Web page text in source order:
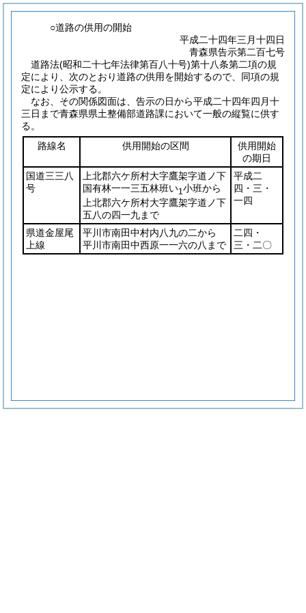
○道路の供用の開始
平成二十四年三月十四日
青森県告示第二百七号
道路法(昭和二十七年法律第百八十号)第十八条第二項の規
定により、次のとおり道路の供用を開始するので、同項の規
定により公示する。
なお、その関係図面は、告示の日から平成二十四年四月十
三日まで青森県県土整備部道路課において一般の縦覧に供す
る。
路線名
供用開始の区間
供用開始
の期日
国道三三八
号
上北郡六ケ所村大字鷹架字道ノ下
国有林一一三五林班い1 小班から
上北郡六ケ所村大字鷹架字道ノ下
五八の四一九まで
平成二
四・三・
一四
県道金屋尾
上線
平川市南田中村内八九の二から
平川市南田中西原一一六の八まで
二四・
三・二〇